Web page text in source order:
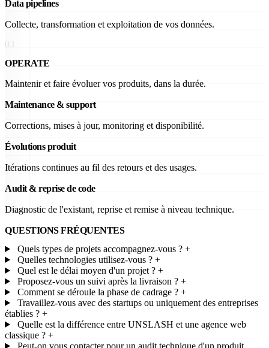
Data pipelines
Collecte, transformation et exploitation de vos données.
03
OPERATE
Maintenir et faire évoluer vos produits, dans la durée.
Maintenance & support
Corrections, mises à jour, monitoring et disponibilité.
Évolutions produit
Itérations continues au fil des retours et des usages.
Audit & reprise de code
Diagnostic de l'existant, reprise et remise à niveau technique.
QUESTIONS FRÉQUENTES
Quels types de projets accompagnez-vous ? +
Quelles technologies utilisez-vous ? +
Quel est le délai moyen d'un projet ? +
Proposez-vous un suivi après la livraison ? +
Comment se déroule la phase de cadrage ? +
Travaillez-vous avec des startups ou uniquement des entreprises
établies ? +
Quelle est la différence entre UNSLASH et une agence web
classique ? +
Peut-on vous contacter pour un audit technique d'un produit